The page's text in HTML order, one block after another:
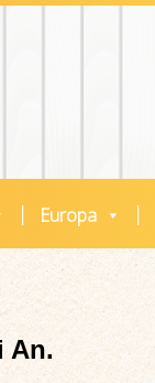
Europa
An.